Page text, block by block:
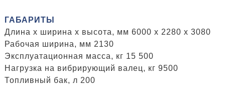
ГАБАРИТЫ
Длина x ширина x высота, мм 6000 x 2280 x 3080
Рабочая ширина, мм 2130
Эксплуатационная масса, кг 15 500
Нагрузка на вибрирующий валец, кг 9500
Топливный бак, л 200